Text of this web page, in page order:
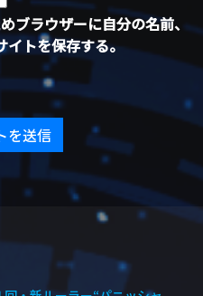
ブラウザーに自分の名前、
イトを保存する。